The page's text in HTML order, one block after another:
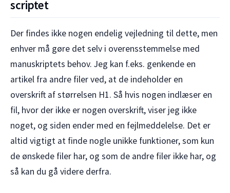
scriptet
Der findes ikke nogen endelig vejledning til dette, men
enhver må gøre det selv i overensstemmelse med
manuskriptets behov. Jeg kan f.eks. genkende en
artikel fra andre filer ved, at de indeholder en
overskrift af størrelsen H1. Så hvis nogen indlæser en
fil, hvor der ikke er nogen overskrift, viser jeg ikke
noget, og siden ender med en fejlmeddelelse. Det er
altid vigtigt at finde nogle unikke funktioner, som kun
de ønskede filer har, og som de andre filer ikke har, og
så kan du gå videre derfra.